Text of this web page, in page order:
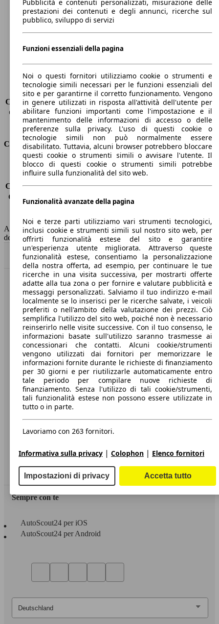
Lunghezza
4360 mm
Altezza
1810 mm
Larghezza
Peso massimo
-
Sedili
5
Carico sul tetto
-
Capacità di traino (senza freni) -
Capacità di traino (con freni)
1200 kg
Volume del bagagliaio
800 - 3000 l
Consumi
Emissioni di CO2*
165 g/km (komb.)
Consumo (urbano)
9.7 l/100km
Consumo (extra-urbano) 5.8 l/100km
Consumo (combinato)*
7.2 l/100km
Capacità del serbatoio
50 l
AutoScout24 non si assume alcuna responsabilità per la correttezza
dei dati.
Torna su
Benvenuti su AutoScout24, il mercato auto europeo.
Società
A proposito di AutoScout24
Stampa
Media
Condizioni generali
Informazioni
Privacy
Dichiarazione di Accessibilità
Servizi
Area rivenditori
Sempre con te
AutoScout24 per iOS
AutoScout24 per Android
Pubblicità e contenuti personalizzati, misurazione delle
prestazioni dei contenuti e degli annunci, ricerche sul
pubblico, sviluppo di servizi
Funzioni essenziali della pagina
Noi o questi fornitori utilizziamo cookie o strumenti e
tecnologie simili necessari per le funzioni essenziali del
sito e per garantirne il corretto funzionamento. Vengono
in genere utilizzati in risposta all'attività dell'utente per
abilitare funzioni importanti come l'impostazione e il
mantenimento delle informazioni di accesso o delle
preferenze sulla privacy. L'uso di questi cookie o
tecnologie simili non può normalmente essere
disabilitato. Tuttavia, alcuni browser potrebbero bloccare
questi cookie o strumenti simili o avvisare l'utente. Il
blocco di questi cookie o strumenti simili potrebbe
influire sulla funzionalità del sito web.
Funzionalità avanzate della pagina
Noi e terze parti utilizziamo vari strumenti tecnologici,
inclusi cookie e strumenti simili sul nostro sito web, per
offrirti funzionalità estese del sito e garantire
un'esperienza utente migliorata. Attraverso queste
funzionalità estese, consentiamo la personalizzazione
della nostra offerta, ad esempio, per continuare le tue
ricerche in una visita successiva, per mostrarti offerte
adatte alla tua zona o per fornire e valutare pubblicità e
messaggi personalizzati. Salviamo il tuo indirizzo e-mail
localmente se lo inserisci per le ricerche salvate, i veicoli
preferiti o nell'ambito della valutazione dei prezzi. Ciò
semplifica l'utilizzo del sito web, poiché non è necessario
reinserirlo nelle visite successive. Con il tuo consenso, le
informazioni basate sull'utilizzo saranno trasmesse ai
concessionari che contatti. Alcuni cookie/strumenti
vengono utilizzati dai fornitori per memorizzare le
informazioni fornite durante le richieste di finanziamento
per 30 giorni e per riutilizzarle automaticamente entro
tale periodo per compilare nuove richieste di
finanziamento. Senza l'utilizzo di tali cookie/strumenti,
tali funzionalità estese non possono essere utilizzate in
tutto o in parte.
Lavoriamo con 263 fornitori.
Informativa sulla privacy | Colophon | Elenco fornitori
Impostazioni di privacy Accetta tutto